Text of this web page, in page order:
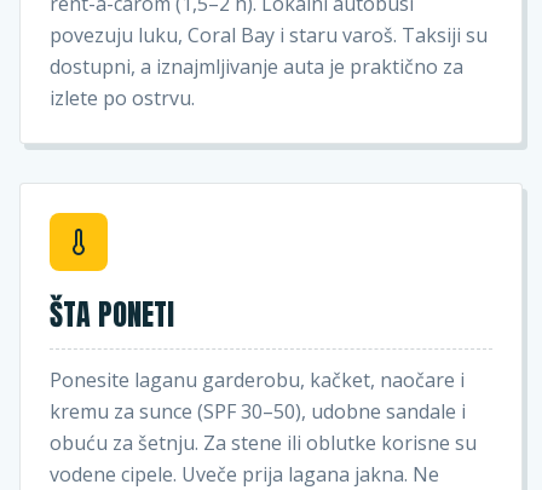
povezuju luku, Coral Bay i staru varoš. Taksiji su
dostupni, a iznajmljivanje auta je praktično za
izlete po ostrvu.
ŠTA PONETI
Ponesite laganu garderobu, kačket, naočare i
kremu za sunce (SPF 30–50), udobne sandale i
obuću za šetnju. Za stene ili oblutke korisne su
vodene cipele. Uveče prija lagana jakna. Ne